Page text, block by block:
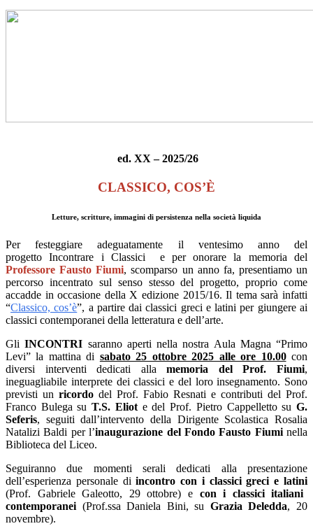
ed. XX – 2025/26
CLASSICO, COS’È
Letture, scritture, immagini di persistenza nella società liquida
Per festeggiare adeguatamente il ventesimo anno del
progettoIncontrare i Classici e per onorare la memoria del
Professore Fausto Fiumi, scomparso un anno fa, presentiamo un
percorso incentrato sul senso stesso del progetto, proprio come
accadde in occasione della X edizione 2015/16. Il tema sarà infatti
“Classico, cos’è”, a partire dai classici greci e latini per giungere ai
classici contemporanei della letteratura e dell’arte.
GliINCONTRI saranno aperti nella nostra Aula Magna “Primo
Levi” la mattina di sabato 25 ottobre 2025 alle ore 10.00con
diversi interventi dedicati allamemoria del Prof. Fiumi,
ineguagliabile interprete dei classici e del loro insegnamento. Sono
previsti un ricordo del Prof. Fabio Resnati e contributi del Prof.
Franco Bulega suT.S. Eliote del Prof. Pietro Cappelletto suG.
Seferis, seguiti dall’intervento della Dirigente Scolastica Rosalia
Natalizi Baldi perl’inaugurazione del Fondo Fausto Fiuminella
Biblioteca del Liceo.
Seguiranno due momenti serali dedicati alla presentazione
dell’esperienza personale diincontro con i classici greci e latini
(Prof. Gabriele Galeotto, 29 ottobre) e con i classici italiani
contemporanei (Prof.ssa Daniela Bini, su Grazia Deledda, 20
novembre).